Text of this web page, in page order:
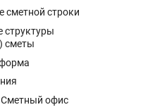
сметной строки
структуры
сметы
Сметный офис